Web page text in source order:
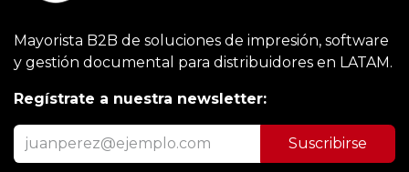
Mayorista B2B de soluciones de impresión, software
y gestión documental para distribuidores en LATAM.
Regístrate a nuestra newsletter:
Suscribirse